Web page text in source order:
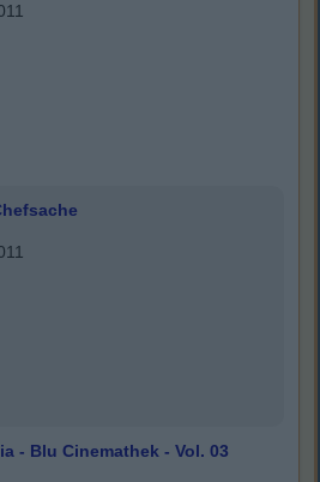
- Blu Cinemathek - Vol. 03